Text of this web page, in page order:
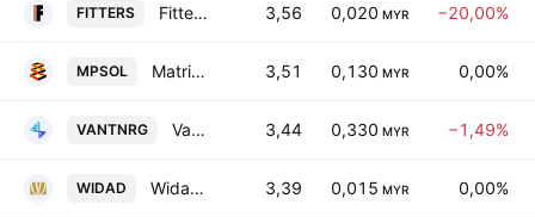
FITTERS Fitters Diversified Bhd. 3,56 0,020 MYR −20,00%
MPSOL Matrix Parking Solution Holdings Bhd 3,51 0,130 MYR 0,00%
VANTNRG Vantris Energy Bhd 3,44 0,330 MYR −1,49%
WIDAD Widad Group Bhd. 3,39 0,015 MYR 0,00%